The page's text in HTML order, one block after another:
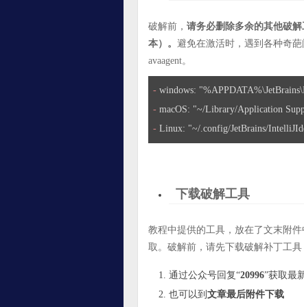
破解前， 请务必删除多余的其他破
本）。 避免在激活时，遇到各种奇
avaagent。
-
-
- Linux: "~/.config/JetBrains/
下载破解工具
教程中提供的工具，放在了文末附
取。破解前，请先下载破解补丁工
通过公众号回复“20996”获取最
也可以到 文章最后附件下载